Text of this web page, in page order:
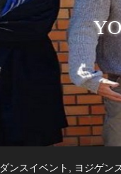
ダンスイベント ヨジゲン